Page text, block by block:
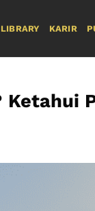
LIBRARY KARIR
Ketahui